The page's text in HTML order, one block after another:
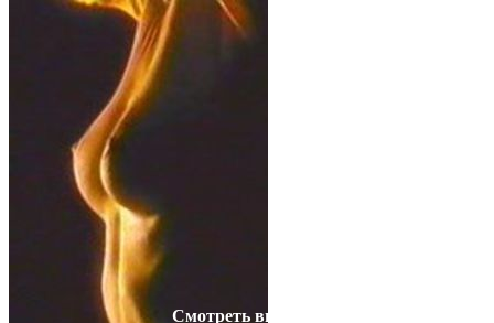
Смотреть видео на